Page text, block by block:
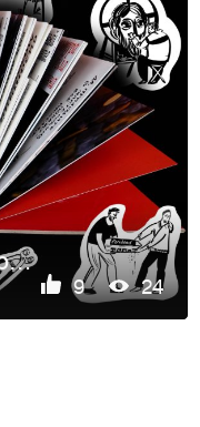
Живая мозаика | авторская книга
9 24